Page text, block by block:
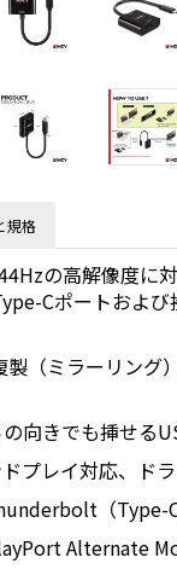
規格
の高解像度に
Cポートおよ
製（ミラーリング
向きでも挿せる
プレイ対応、ド
（Type-
Alternate